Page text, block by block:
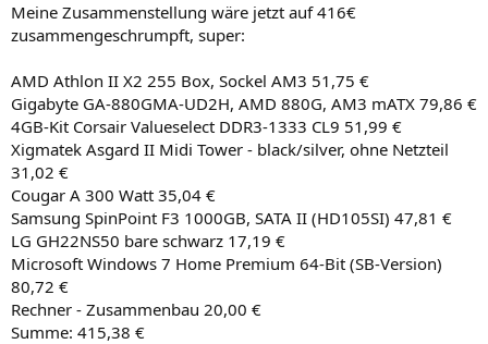
Meine Zusammenstellung wäre jetzt auf 416€
zusammengeschrumpft, super:
AMD Athlon II X2 255 Box, Sockel AM3 51,75 €
Gigabyte GA-880GMA-UD2H, AMD 880G, AM3 mATX 79,86 €
4GB-Kit Corsair Valueselect DDR3-1333 CL9 51,99 €
Xigmatek Asgard II Midi Tower - black/silver, ohne Netzteil
31,02 €
Cougar A 300 Watt 35,04 €
Samsung SpinPoint F3 1000GB, SATA II (HD105SI) 47,81 €
LG GH22NS50 bare schwarz 17,19 €
Microsoft Windows 7 Home Premium 64-Bit (SB-Version)
80,72 €
Rechner - Zusammenbau 20,00 €
Summe: 415,38 €